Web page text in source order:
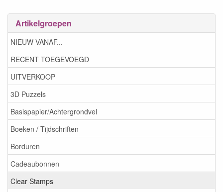
Artikelgroepen
NIEUW VANAF...
RECENT TOEGEVOEGD
UITVERKOOP
3D Puzzels
Basispapier/Achtergrondvel
Boeken / Tijdschriften
Borduren
Cadeaubonnen
Clear Stamps